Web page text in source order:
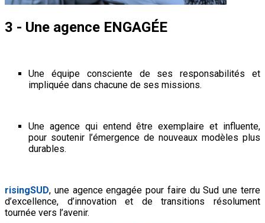
3 - Une agence ENGAGÉE
Une équipe consciente de ses responsabilités et
impliquée dans chacune de ses missions.
Une agence qui entend être exemplaire et influente,
pour soutenir l’émergence de nouveaux modèles plus
durables.
risingSUD, une agence engagée pour faire du Sud une terre
d’excellence, d’innovation et de transitions résolument
tournée vers l’avenir.